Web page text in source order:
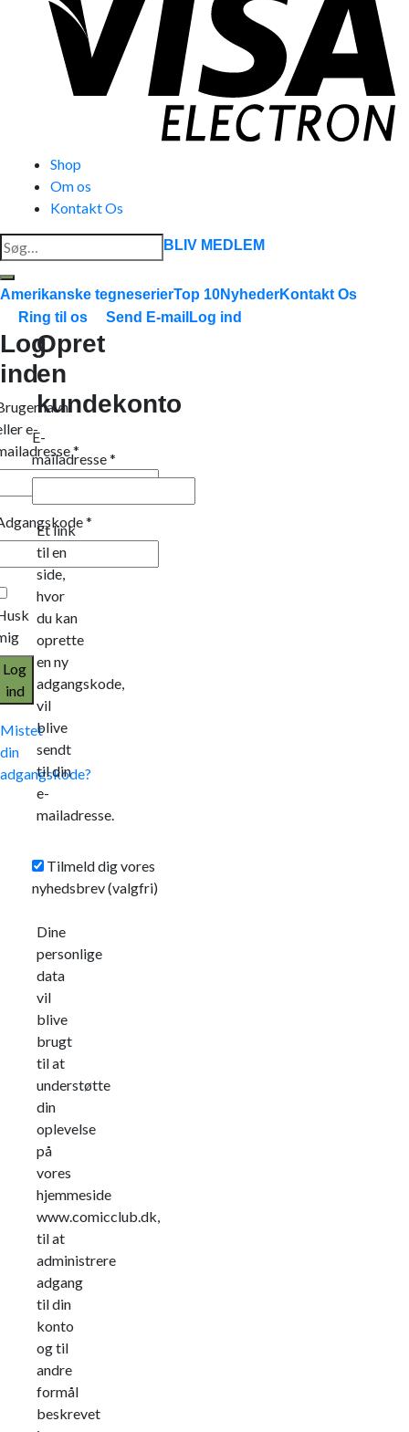
Shop
Om os
Kontakt Os
Søg
efter:
BLIV MEDLEM
Amerikanske tegneserierTop 10NyhederKontakt Os
Ring til os
Send E-mail Log ind
Log
ind
e-
*
*
Log
ind
Mistet
din
adgangskode?
Opret
en
kundekonto
E-
mailadresse*
Et link
til en
side,
hvor
du kan
oprette
en ny
adgangskode,
vil
blive
sendt
til din
e-
mailadresse.
Tilmeld dig vores
nyhedsbrev(valgfri)
Dine
personlige
data
vil
blive
brugt
til at
understøtte
din
oplevelse
på
vores
hjemmeside
www.comicclub.dk,
til at
administrere
adgang
til din
konto
og til
andre
formål
beskrevet